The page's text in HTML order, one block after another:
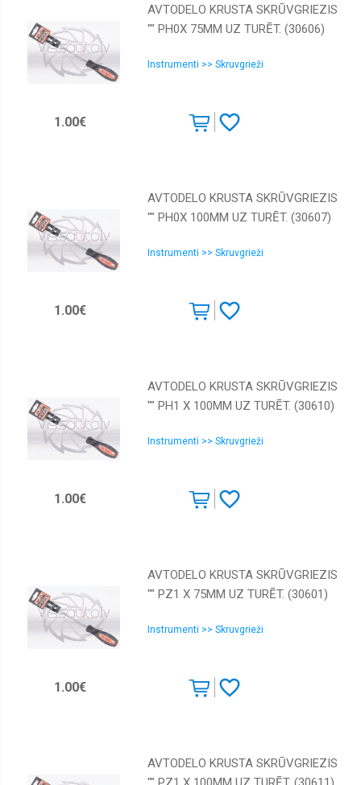
AVTODELO KRUSTA SKRŪVGRIEZIS
"" PH0X 75MM UZ TURĒT. (30606)
Instrumenti >> Skruvgrieži
1.00€
AVTODELO KRUSTA SKRŪVGRIEZIS
"" PH0X 100MM UZ TURĒT. (30607)
Instrumenti >> Skruvgrieži
1.00€
AVTODELO KRUSTA SKRŪVGRIEZIS
"" PH1 X 100ММ UZ TURĒT. (30610)
Instrumenti >> Skruvgrieži
1.00€
AVTODELO KRUSTA SKRŪVGRIEZIS
"" PZ1 X 75MM UZ TURĒT. (30601)
Instrumenti >> Skruvgrieži
1.00€
AVTODELO KRUSTA SKRŪVGRIEZIS